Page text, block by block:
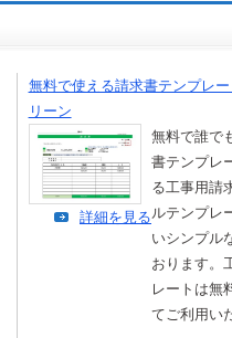
無料で使える請求書テンプレ
リーン
無料で誰で
書テンプレ
る工事用請
ルテンプレ
いシンプル
おります。
レートは無
てご利用い
詳細を見る